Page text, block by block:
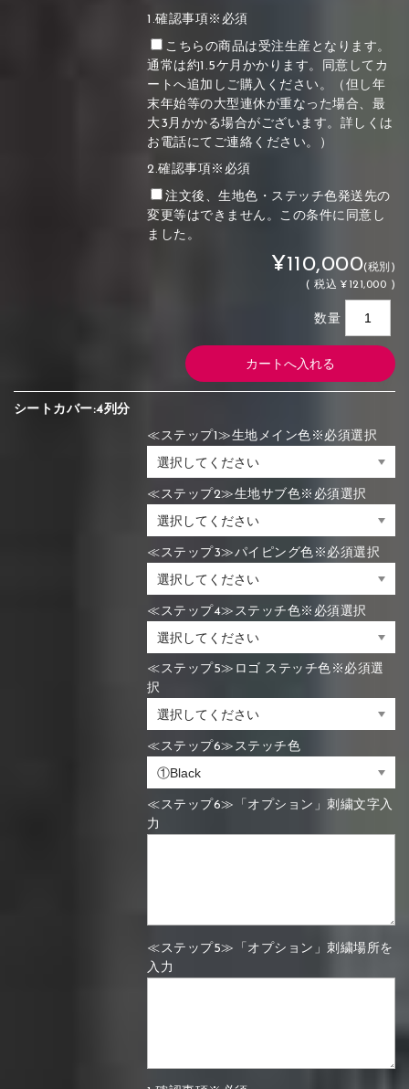
1.確認事項※必須
こちらの商品は受注生産となります。
通常は約1.5ケ月かかります。同意してカ
ートへ追加しご購入ください。（但し年
末年始等の大型連休が重なった場合、最
大3月かかる場合がございます。詳しくは
お電話にてご連絡ください。）
2.確認事項※必須
注文後、生地色・ステッチ色発送先の
変更等はできません。この条件に同意し
ました。
¥110,000(税別)
(税込 ¥121,000 )
数量
シートカバー:4列分
≪ステップ1≫生地メイン色※必須選択
≪ステップ2≫生地サブ色※必須選択
≪ステップ3≫パイピング色※必須選択
≪ステップ4≫ステッチ色※必須選択
≪ステップ5≫ロゴ ステッチ色※必須選
択
≪ステップ6≫ステッチ色
≪ステップ6≫「オプション」刺繍文字入
力
≪ステップ5≫「オプション」刺繍場所を
入力